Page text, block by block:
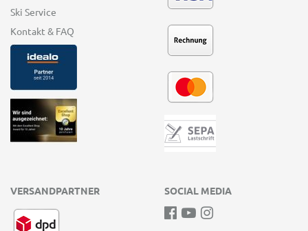
Ski Service
Kontakt & FAQ
VERSANDPARTNER SOCIAL MEDIA